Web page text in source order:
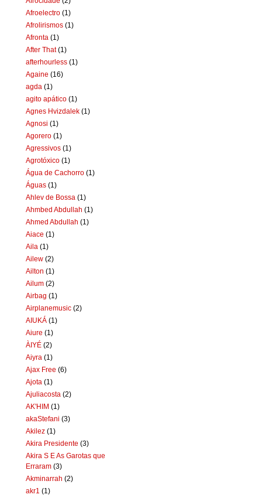
Afroelectro (1)
Afrolirismos (1)
Afronta (1)
After That (1)
afterhourless (1)
Againe (16)
agda (1)
agito apático (1)
Agnes Hvizdalek (1)
Agnosi (1)
Agorero (1)
Agressivos (1)
Agrotóxico (1)
Água de Cachorro (1)
Águas (1)
Ahlev de Bossa (1)
Ahmbed Abdullah (1)
Ahmed Abdullah (1)
Aiace (1)
Aila (1)
Ailew (2)
Ailton (1)
Ailum (2)
Airbag (1)
Airplanemusic (2)
AIUKÁ (1)
Aiure (1)
ÀIYÉ (2)
Aiyra (1)
Ajax Free (6)
Ajota (1)
Ajuliacosta (2)
AK'HIM (1)
akaStefani (3)
Akilez (1)
Akira Presidente (3)
Akira S E As Garotas que
Erraram (3)
Akminarrah (2)
akr1 (1)